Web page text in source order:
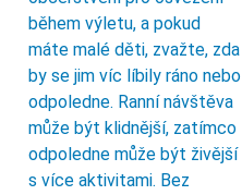
během výletu, a pokud
máte malé děti, zvažte, zda
by se jim víc líbily ráno nebo
odpoledne. Ranní návštěva
může být klidnější, zatímco
odpoledne může být živější
s více aktivitami. Bez